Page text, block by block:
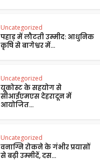
Uncategorized
पहाड़ में लौटती उम्मीद: आधुनिक
कृषि से बागेश्वर में...
Uncategorized
यूकोस्ट के सहयोग से
सीआईएमएस देहरादून में
आयोजित...
Uncategorized
वनाग्नि रोकने के गंभीर प्रयासों
से बढ़ी उम्मीदें, दस...